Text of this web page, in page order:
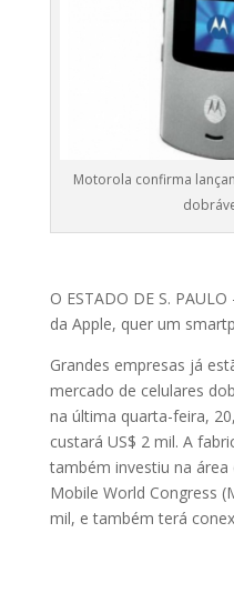
Motorola confirma
O ESTADO DE S.
da Apple, quer um
Grandes empresas já
mercado de celulares
na última quarta-feira,
custará US$ 2 mil. A
também investiu na
Mobile World Congress
mil, e também terá